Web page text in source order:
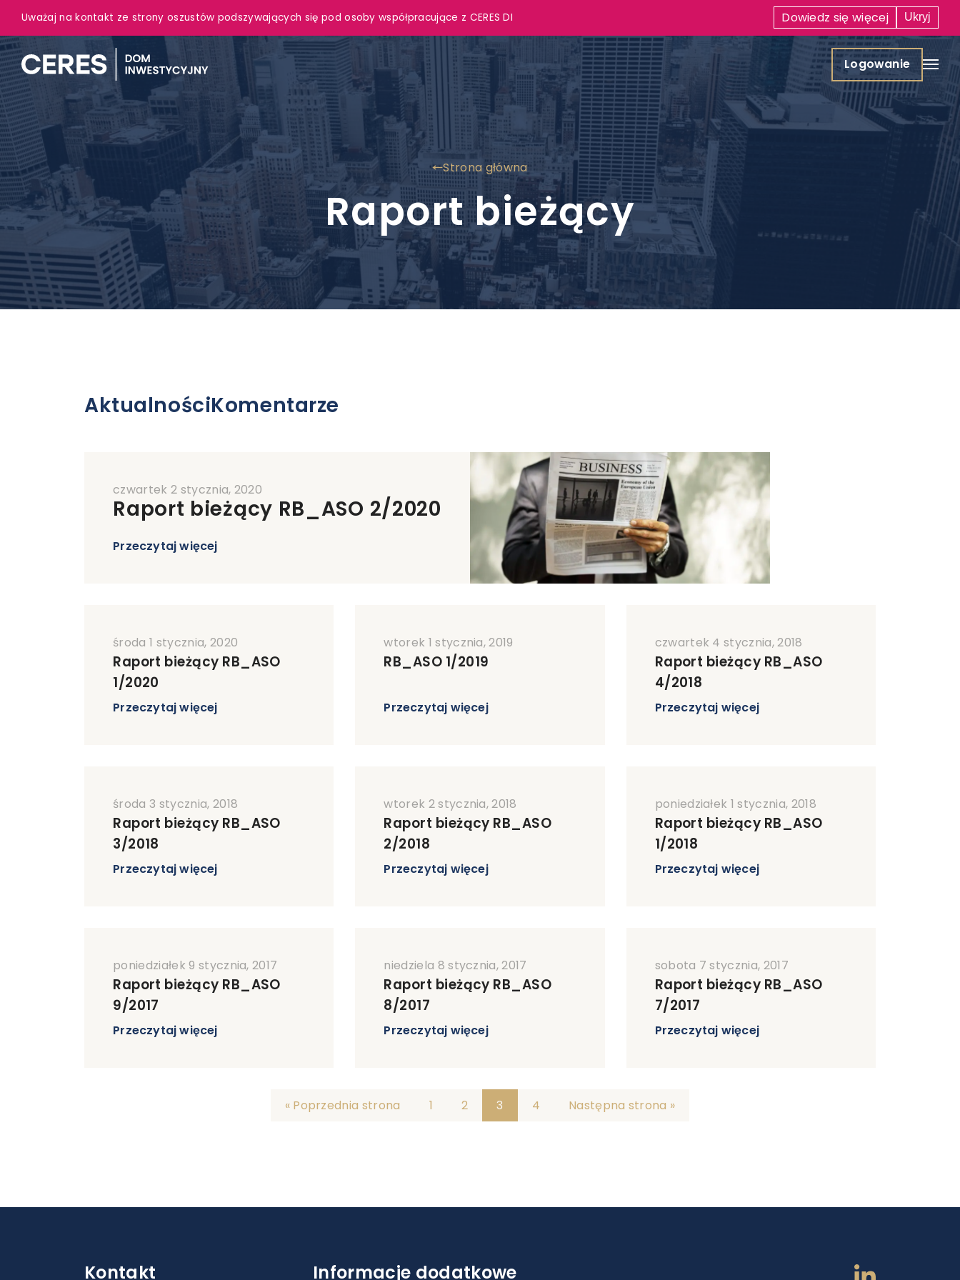
Uważaj na kontakt ze strony oszustów podszywających się pod osoby współpracujące z CERES DI Dowiedz się więcej Ukryj
Logowanie
Strona główna
Raport bieżący
AktualnościKomentarze
czwartek 2 stycznia, 2020
Raport bieżący RB_ASO 2/2020
Przeczytaj więcej
środa 1 stycznia, 2020
Raport bieżący RB_ASO
1/2020
Przeczytaj więcej
wtorek 1 stycznia, 2019
RB_ASO 1/2019
Przeczytaj więcej
czwartek 4 stycznia, 2018
Raport bieżący RB_ASO
4/2018
Przeczytaj więcej
środa 3 stycznia, 2018
Raport bieżący RB_ASO
3/2018
Przeczytaj więcej
wtorek 2 stycznia, 2018
Raport bieżący RB_ASO
2/2018
Przeczytaj więcej
poniedziałek 1 stycznia, 2018
Raport bieżący RB_ASO
1/2018
Przeczytaj więcej
poniedziałek 9 stycznia, 2017
Raport bieżący RB_ASO
9/2017
Przeczytaj więcej
niedziela 8 stycznia, 2017
Raport bieżący RB_ASO
8/2017
Przeczytaj więcej
sobota 7 stycznia, 2017
Raport bieżący RB_ASO
7/2017
Przeczytaj więcej
« Poprzednia strona 1 2 3 4 Następna strona »
Kontakt Informacje dodatkowe